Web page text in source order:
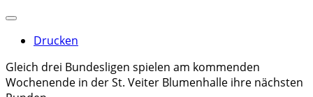
Drucken
Gleich drei Bundesligen spielen am kommenden
Wochenende in der St. Veiter Blumenhalle ihre nächsten